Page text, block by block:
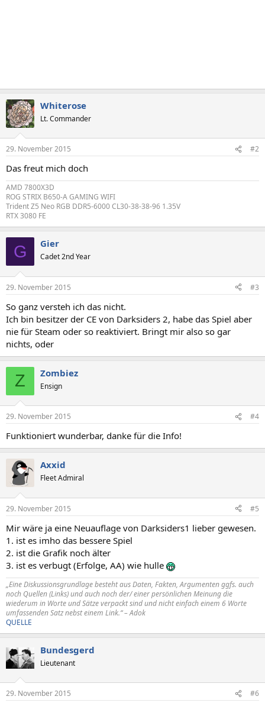
Whiterose
Lt. Commander
29. November 2015 #2
Das freut mich doch
AMD 7800X3D
ROG STRIX B650-A GAMING WIFI
Trident Z5 Neo RGB DDR5-6000 CL30-38-38-96 1.35V
RTX 3080 FE
G Gier
Cadet 2nd Year
29. November 2015 #3
So ganz versteh ich das nicht.
Ich bin besitzer der CE von Darksiders 2, habe das Spiel aber
nie für Steam oder so reaktiviert. Bringt mir also so gar
nichts, oder
Z Zombiez
Ensign
29. November 2015 #4
Funktioniert wunderbar, danke für die Info!
Axxid
Fleet Admiral
29. November 2015 #5
Mir wäre ja eine Neuauflage von Darksiders1 lieber gewesen.
1. ist es imho das bessere Spiel
2. ist die Grafik noch älter
3. ist es verbugt (Erfolge, AA) wie hulle
„Eine Diskussionsgrundlage besteht aus Daten, Fakten, Argumenten ggfs. auch
noch Quellen (Links) und auch noch der/ einer persönlichen Meinung die
wiederum in Worte und Sätze verpackt sind und nicht einfach einem 6 Worte
umfassenden Satz nebst einem Link.“ – Adok
QUELLE
Bundesgerd
Lieutenant
29. November 2015 #6